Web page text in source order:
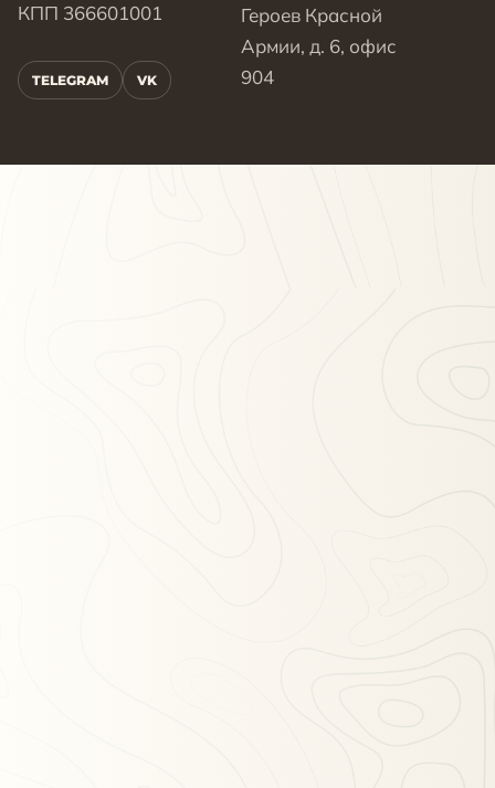
КПП 366601001
TELEGRAM VK
Героев Красной
Армии, д. 6, офис
904